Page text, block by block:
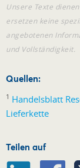
Unsere Texte
ersetzen keine
angebotenen
und Vollständigkeit.
Quellen:
1 Handelsblatt
Lieferkette
Teilen auf